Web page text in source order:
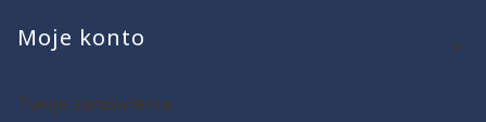
Moje konto
Twoje zamówienia